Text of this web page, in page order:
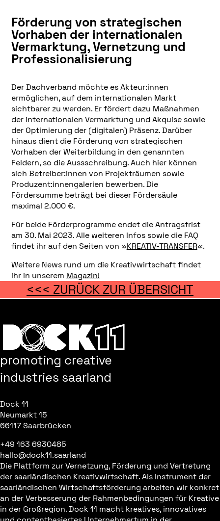
Förderung von strategischen
Vorhaben der internationalen
Vermarktung, Vernetzung und
Professionalisierung
Der Dachverband möchte es Akteur:innen
ermöglichen, auf dem internationalen Markt
sichtbarer zu werden. Er fördert dazu Maßnahmen
der internationalen Vermarktung und Akquise sowie
der Optimierung der (digitalen) Präsenz. Darüber
hinaus dient die Förderung von strategischen
Vorhaben der Weiterbildung in den genannten
Feldern, so die Aussschreibung. Auch hier können
sich Betreiber:innen von Projekträumen sowie
Produzent:innengalerien bewerben. Die
Fördersumme beträgt bei dieser Fördersäule
maximal 2.000 €.
Für beide Förderprogramme endet die Antragsfrist
am 30. Mai 2023. Alle weiteren Infos sowie die FAQ
findet ihr auf den Seiten von »KREATIV-TRANSFER«.
Weitere News rund um die Kreativwirtschaft findet
ihr in unserem Magazin!
<<< ZURÜCK ZUR ÜBERSICHT
promoting creative
industries saarland
Dock 11
Neumarkt 15
66117 Saarbrücken
+49 163 6930485
hallo@dock11.saarland
Die Plattform zur Vernetzung, Förderung und Vertretung
der saarländischen Kreativwirtschaft. Als Instrument der
saarländischen Wirtschaftsförderung arbeiten wir konkret
an der Verbesserung der Rahmenbedingungen für Kreative
in der Großregion. Dock 11 macht kreatives, innovatives